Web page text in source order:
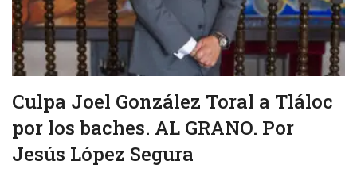
Culpa Joel González Toral a Tláloc
por los baches. AL GRANO. Por
Jesús López Segura